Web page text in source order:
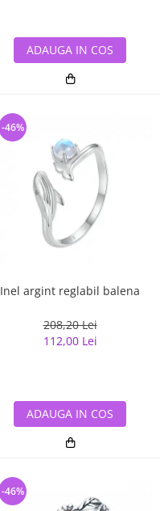
ADAUGA IN COS
Inel argint reglabil balena
208,20 Lei
112,00 Lei
-46%
ADAUGA IN COS
-46%